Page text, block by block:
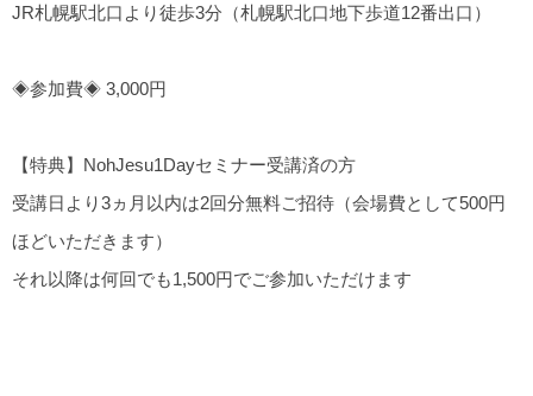
JR札幌駅北口より徒歩3分（札幌駅北口地下歩道12番出口）
◈参加費◈ 3,000円
【特典】NohJesu1Dayセミナー受講済の方
受講日より3ヵ月以内は2回分無料ご招待（会場費として500円
ほどいただきます）
それ以降は何回でも1,500円でご参加いただけます